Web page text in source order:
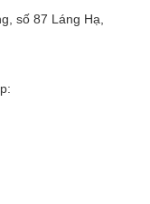
số 87 Láng Hạ,